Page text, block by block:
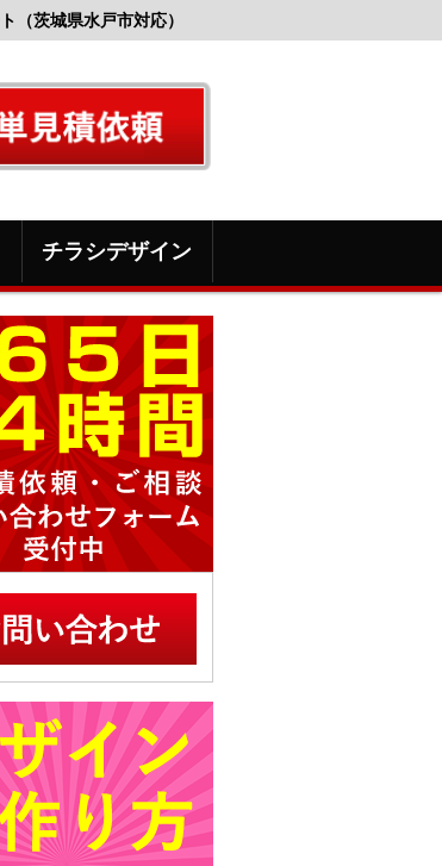
（茨城県水戸市対応）
チラシデザイン